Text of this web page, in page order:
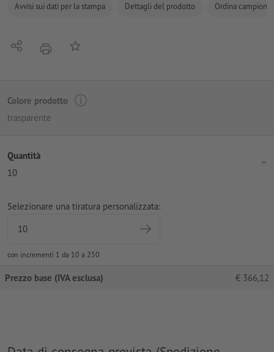
Avvisi sui dati per la stampa Dettagli del prodotto Ordina campione
Condividistamparealla lista preferiti
Colore prodotto
trasparente
Quantità
10
Selezionare una tiratura personalizzata:
con incrementi 1 da 10 a 250
Prezzo base (IVA esclusa) € 366,12